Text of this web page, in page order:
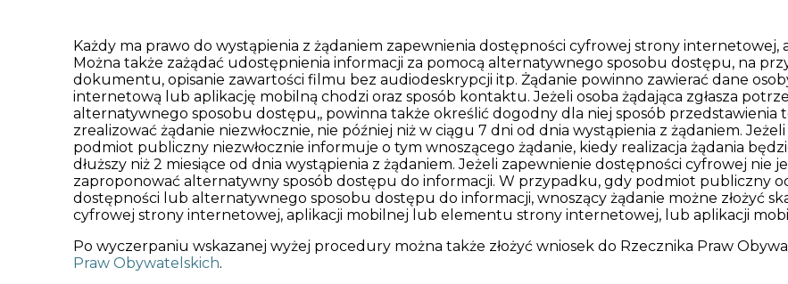
Każdy ma prawo do wystąpienia z żądaniem zapewnienia dostępności cyfrowej strony
Można także zażądać udostępnienia informacji za pomocą alternatywnego sposobu dostępu, na
dokumentu, opisanie zawartości filmu bez audiodeskrypcji itp. Żądanie powinno zawierać dane
internetową lub aplikację mobilną chodzi oraz sposób kontaktu. Jeżeli osoba żądająca zgłasza
alternatywnego sposobu dostępu,, powinna także określić dogodny dla niej sposób
zrealizować żądanie niezwłocznie, nie później niż w ciągu 7 dni od dnia wystąpienia z żądaniem.
podmiot publiczny niezwłocznie informuje o tym wnoszącego żądanie, kiedy realizacja żądania
dłuższy niż 2 miesiące od dnia wystąpienia z żądaniem. Jeżeli zapewnienie dostępności cyfrowej
zaproponować alternatywny sposób dostępu do informacji. W przypadku, gdy podmiot publiczny
dostępności lub alternatywnego sposobu dostępu do informacji, wnoszący żądanie możne złożyć
cyfrowej strony internetowej, aplikacji mobilnej lub elementu strony internetowej, lub aplikacji
Po wyczerpaniu wskazanej wyżej procedury można także złożyć wniosek do Rzecznika Praw
Praw Obywatelskich.